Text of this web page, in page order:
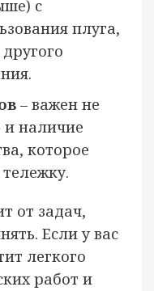
с
плуга,
– важен не
и наличие
которое
от задач,
Если у вас
легкого
работ и